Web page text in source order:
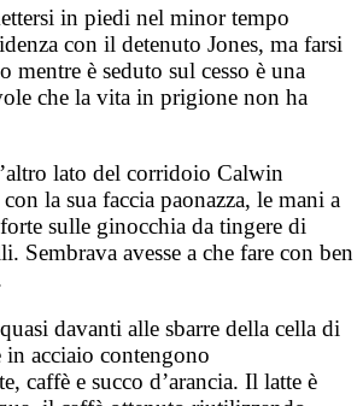
in piedi nel minor tempo
con il detenuto Jones, ma farsi
mentre è seduto sul cesso è una
che la vita in prigione non ha
lato del corridoio Calwin
la sua faccia paonazza, le mani a
sulle ginocchia da tingere di
Sembrava avesse a che fare con ben
davanti alle sbarre della cella di
acciaio contengono
caffè e succo d’arancia. Il latte è